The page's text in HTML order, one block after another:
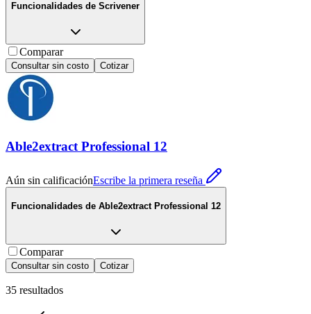
Funcionalidades de Scrivener
Comparar
Consultar sin costo Cotizar
Able2extract Professional 12
Aún sin calificaciónEscribe la primera reseña
Funcionalidades de Able2extract Professional 12
Comparar
Consultar sin costo Cotizar
35 resultados